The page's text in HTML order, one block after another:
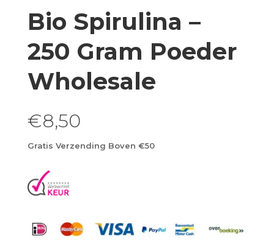
Bio Spirulina –
250 Gram Poeder
Wholesale
€8,50
Gratis Verzending Boven €50